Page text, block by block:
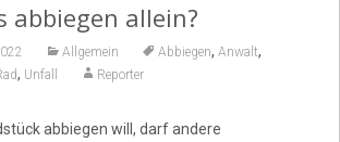
abbiegen allein?
Allgemein Abbiegen, Anwalt,
, Unfall Reporter
abbiegen will, darf andere